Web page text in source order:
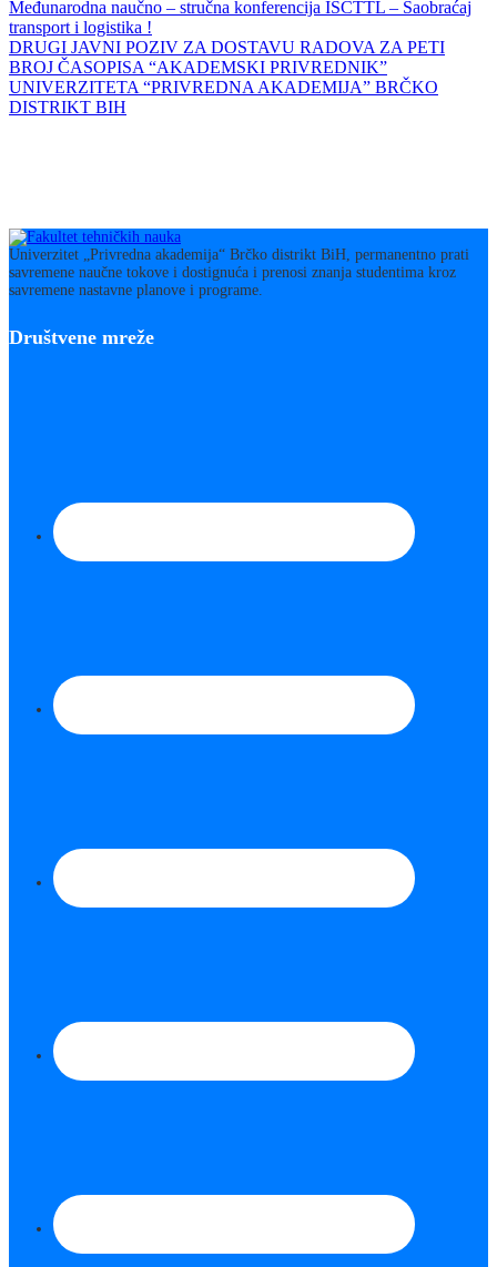
Međunarodna naučno – stručna konferencija ISCTTL – Saobraćaj
transport i logistika !
DRUGI JAVNI POZIV ZA DOSTAVU RADOVA ZA PETI
BROJ ČASOPISA “AKADEMSKI PRIVREDNIK”
UNIVERZITETA “PRIVREDNA AKADEMIJA” BRČKO
DISTRIKT BIH
Univerzitet „Privredna akademija“ Brčko distrikt BiH, permanentno prati
savremene naučne tokove i dostignuća i prenosi znanja studentima kroz
savremene nastavne planove i programe.
Društvene mreže